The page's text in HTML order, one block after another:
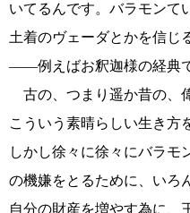
いてるんです。バラモンて
土着のヴェーダとかを信じ
――例えばお釈迦様の経典
古の、つまり遥か昔の、
こういう素晴らしい生き方
しかし徐々に徐々にバラモ
の機嫌をとるために、いろ
自分の財産を増やす為に、